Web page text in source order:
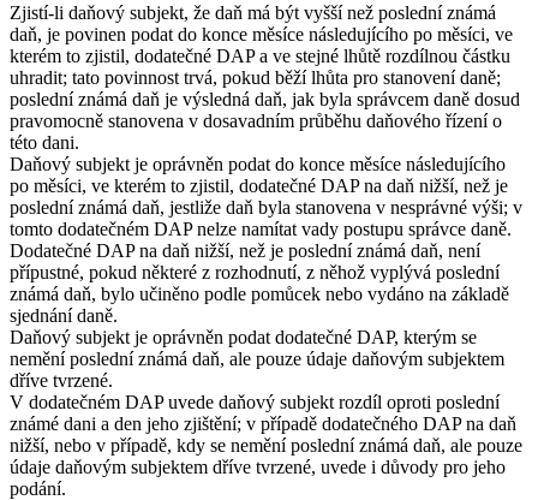
Zjistí-li daňový subjekt, že daň má být vyšší než poslední známá
daň, je povinen podat do konce měsíce následujícího po měsíci, ve
kterém to zjistil, dodatečné DAP a ve stejné lhůtě rozdílnou částku
uhradit; tato povinnost trvá, pokud běží lhůta pro stanovení daně;
poslední známá daň je výsledná daň, jak byla správcem daně dosud
pravomocně stanovena v dosavadním průběhu daňového řízení o
této dani.
Daňový subjekt je oprávněn podat do konce měsíce následujícího
po měsíci, ve kterém to zjistil, dodatečné DAP na daň nižší, než je
poslední známá daň, jestliže daň byla stanovena v nesprávné výši; v
tomto dodatečném DAP nelze namítat vady postupu správce daně.
Dodatečné DAP na daň nižší, než je poslední známá daň, není
přípustné, pokud některé z rozhodnutí, z něhož vyplývá poslední
známá daň, bylo učiněno podle pomůcek nebo vydáno na základě
sjednání daně.
Daňový subjekt je oprávněn podat dodatečné DAP, kterým se
nemění poslední známá daň, ale pouze údaje daňovým subjektem
dříve tvrzené.
V dodatečném DAP uvede daňový subjekt rozdíl oproti poslední
známé dani a den jeho zjištění; v případě dodatečného DAP na daň
nižší, nebo v případě, kdy se nemění poslední známá daň, ale pouze
údaje daňovým subjektem dříve tvrzené, uvede i důvody pro jeho
podání.